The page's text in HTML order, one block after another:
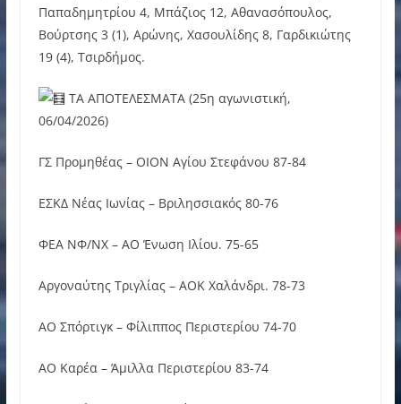
Παπαδημητρίου 4, Μπάζιος 12, Αθανασόπουλος,
Βούρτσης 3 (1), Αρώνης, Χασουλίδης 8, Γαρδικιώτης
19 (4), Τσιρδήμος.
ΤΑ ΑΠΟΤΕΛΕΣΜΑΤΑ (25η αγωνιστική,
06/04/2026)
ΓΣ Προμηθέας – ΟΙΟΝ Αγίου Στεφάνου 87-84
ΕΣΚΔ Νέας Ιωνίας – Βριλησσιακός 80-76
ΦΕΑ ΝΦ/ΝΧ – ΑΟ Ένωση Ιλίου. 75-65
Αργοναύτης Τριγλίας – ΑΟΚ Χαλάνδρι. 78-73
ΑΟ Σπόρτιγκ – Φίλιππος Περιστερίου 74-70
ΑΟ Καρέα – Άμιλλα Περιστερίου 83-74